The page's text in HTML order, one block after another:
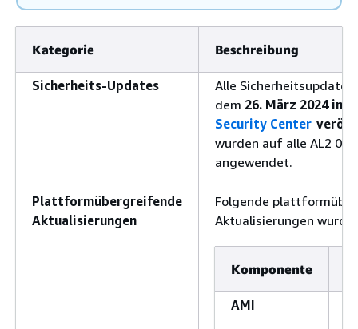
Kategorie Beschreibung
Sicherheits-Updates
Alle
dem 26. März 2024 im
Security Center
wurden auf alle AL2
angewendet.
Plattformübergreifende
Aktualisierungen
Folgende
Aktualisierungen
Komponente
AMI